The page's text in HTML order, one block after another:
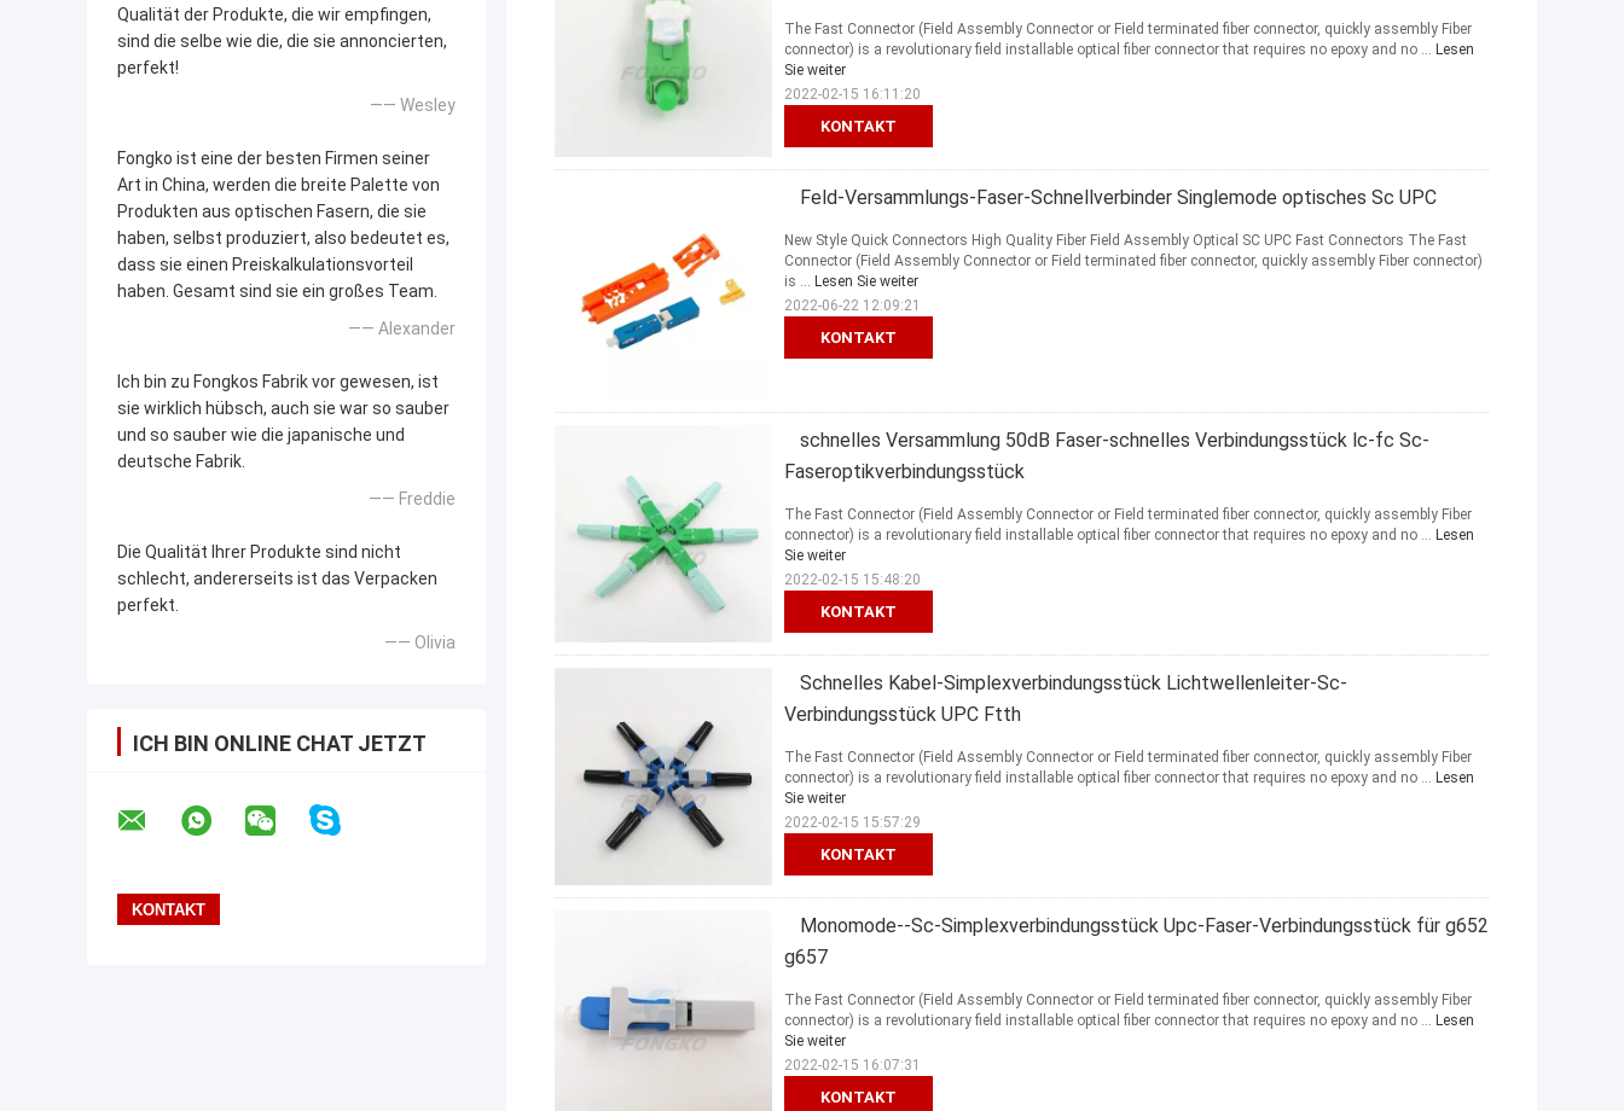
Qualität der Produkte, die wir empfingen,
sind die selbe wie die, die sie annoncierten,
perfekt!
—— Wesley
Fongko ist eine der besten Firmen seiner
Art in China, werden die breite Palette von
Produkten aus optischen Fasern, die sie
haben, selbst produziert, also bedeutet es,
dass sie einen Preiskalkulationsvorteil
haben. Gesamt sind sie ein großes Team.
—— Alexander
Ich bin zu Fongkos Fabrik vor gewesen, ist
sie wirklich hübsch, auch sie war so sauber
und so sauber wie die japanische und
deutsche Fabrik.
—— Freddie
Die Qualität Ihrer Produkte sind nicht
schlecht, andererseits ist das Verpacken
perfekt.
—— Olivia
ICH BIN ONLINE CHAT JETZT
KONTAKT
The Fast Connector (Field Assembly Connector or Field terminated fiber connector, quickly assembly Fiber
connector) is a revolutionary field installable optical fiber connector that requires no epoxy and no ... Lesen
Sie weiter
2022-02-15 16:11:20
Feld-Versammlungs-Faser-Schnellverbinder Singlemode optisches Sc UPC
KONTAKT
New Style Quick Connectors High Quality Fiber Field Assembly Optical SC UPC Fast Connectors The Fast
Connector (Field Assembly Connector or Field terminated fiber connector, quickly assembly Fiber connector)
is ... Lesen Sie weiter
2022-06-22 12:09:21
schnelles Versammlung 50dB Faser-schnelles Verbindungsstück lc-fc Sc-
Faseroptikverbindungsstück
KONTAKT
The Fast Connector (Field Assembly Connector or Field terminated fiber connector, quickly assembly Fiber
connector) is a revolutionary field installable optical fiber connector that requires no epoxy and no ... Lesen
Sie weiter
2022-02-15 15:48:20
Schnelles Kabel-Simplexverbindungsstück Lichtwellenleiter-Sc-
Verbindungsstück UPC Ftth
KONTAKT
The Fast Connector (Field Assembly Connector or Field terminated fiber connector, quickly assembly Fiber
connector) is a revolutionary field installable optical fiber connector that requires no epoxy and no ... Lesen
Sie weiter
2022-02-15 15:57:29
Monomode--Sc-Simplexverbindungsstück Upc-Faser-Verbindungsstück für g652
g657
KONTAKT
The Fast Connector (Field Assembly Connector or Field terminated fiber connector, quickly assembly Fiber
connector) is a revolutionary field installable optical fiber connector that requires no epoxy and no ... Lesen
Sie weiter
2022-02-15 16:07:31